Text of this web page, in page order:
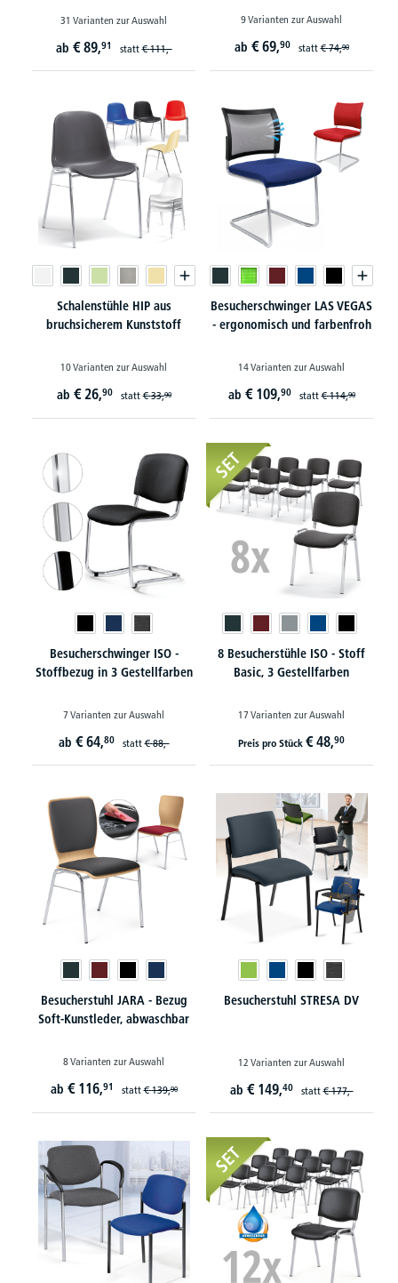
31 Varianten zur Auswahl
ab € 89,91 statt€ 111,-
9 Varianten zur Auswahl
ab € 69,90 statt€ 74,90
Schalenstühle HIP aus
bruchsicherem Kunststoff
10 Varianten zur Auswahl
ab € 26,90 statt€ 33,90
Besucherschwinger LAS VEGAS
- ergonomisch und farbenfroh
14 Varianten zur Auswahl
ab € 109,90 statt€ 114,90
Besucherschwinger ISO -
Stoffbezug in 3 Gestellfarben
7 Varianten zur Auswahl
ab € 64,80 statt€ 88,-
SET
8 Besucherstühle ISO - Stoff
Basic, 3 Gestellfarben
17 Varianten zur Auswahl
Preis pro Stück € 48,90
Besucherstuhl JARA - Bezug
Soft-Kunstleder, abwaschbar
8 Varianten zur Auswahl
ab € 116,91 statt€ 139,90
Besucherstuhl STRESA DV
12 Varianten zur Auswahl
ab € 149,40 statt€ 177,-
SET